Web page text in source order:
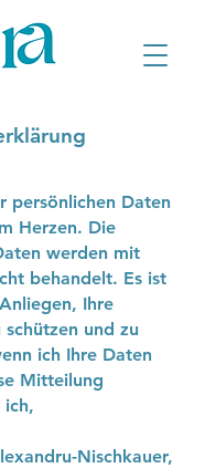
persönlichen Daten
Herzen. Die
werden mit
behandelt. Es ist
Ihre
und zu
ich Ihre Daten
Mitteilung
ich,
Nischkauer,